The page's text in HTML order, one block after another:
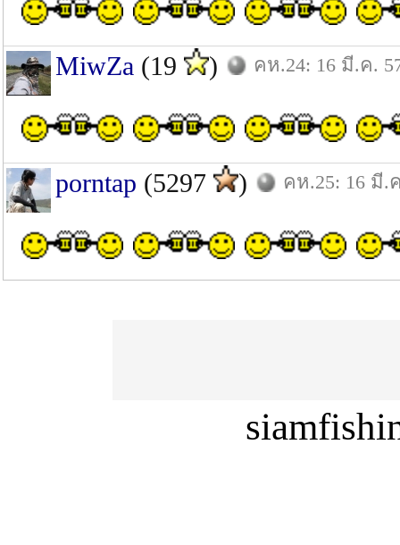
MiwZa (19 ) คห.24: 16 มี.ค.
porntap (5297 ) คห.25: 16 มี.